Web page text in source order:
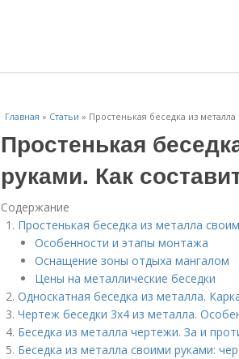
Главная » Статьи » Простенькая беседка из
Простенькая
руками. Как
Содержание
Простенькая беседка из металла
Особенности и этапы монтажа
Оснащение зоны отдыха мангалом
Цены на металлические беседки
Односкатная беседка из металла.
Чертеж беседки 3х4 из металла.
Беседка из металла чертежи. За и
Беседка из металла своими руками: